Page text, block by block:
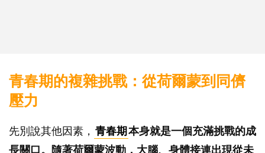
青春期的複雜挑戰：從荷爾蒙到同儕
壓力
先別說其他因素， 青春期 本身就是一個充滿挑戰的成
長關口。隨著荷爾蒙波動，大腦、身體接連出現從未